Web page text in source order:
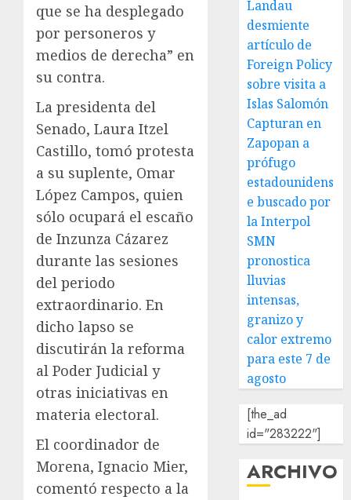
que se ha desplegado
por personeros y
medios de derecha” en
su contra.
La presidenta del
Senado, Laura Itzel
Castillo, tomó protesta
a su suplente, Omar
López Campos, quien
sólo ocupará el escaño
de Inzunza Cázarez
durante las sesiones
del periodo
extraordinario. En
dicho lapso se
discutirán la reforma
al Poder Judicial y
otras iniciativas en
materia electoral.
El coordinador de
Morena, Ignacio Mier,
comentó respecto a la
Landau
desmiente
artículo de
Foreign Policy
sobre visita a
Islas Salomón
Capturan en
Zapopan a
prófugo
estadounidens
e buscado por
la Interpol
SMN
pronostica
lluvias
intensas,
granizo y
calor extremo
para este 7 de
agosto
[the_ad
id="283222"]
ARCHIVO